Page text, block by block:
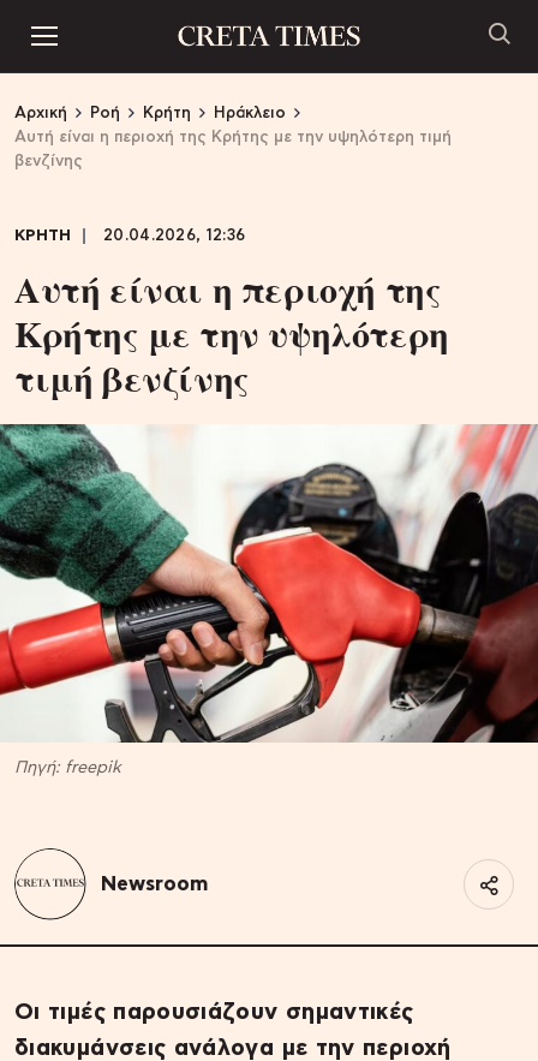
Αρχική Ροή Κρήτη
Ηράκλειο
Αυτή είναι η περιοχή της Κρήτης με την υψηλότερη τιμή
βενζίνης
ΚΡΗΤΗ 20.04.2026, 12:36
Αυτή είναι η περιοχή της
Κρήτης με την υψηλότερη
τιμή βενζίνης
Πηγή: freepik
Newsroom
Οι τιμές παρουσιάζουν σημαντικές
διακυμάνσεις ανάλογα με την περιοχή